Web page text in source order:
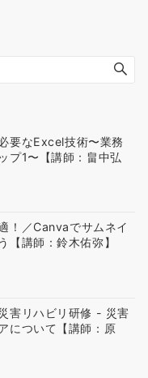
要なExcel技術〜業務
プ1〜【講師：畠中弘
！／Canvaでサムネイ
【講師：鈴木佑弥】
害リハビリ研修 - 災害
について【講師：原